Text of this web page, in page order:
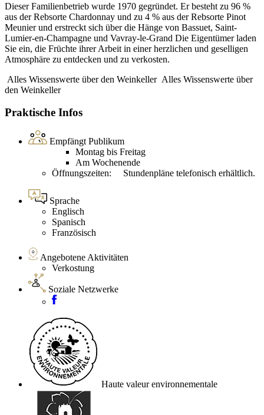
Dieser Familienbetrieb wurde 1970 gegründet. Er besteht zu 96 %
aus der Rebsorte Chardonnay und zu 4 % aus der Rebsorte Pinot
Meunier und erstreckt sich über die Hänge von Bassuet, Saint-
Lumier-en-Champagne und Vavray-le-Grand Die Eigentümer laden
Sie ein, die Früchte ihrer Arbeit in einer herzlichen und geselligen
Atmosphäre zu entdecken und zu verkosten.
Alles Wissenswerte über den Weinkeller Alles Wissenswerte über
den Weinkeller
Praktische Infos
Empfängt Publikum
Montag bis Freitag
Am Wochenende
Öffnungszeiten: Stundenpläne telefonisch erhältlich.
Sprache
Englisch
Spanisch
Französisch
Angebotene Aktivitäten
Verkostung
Soziale Netzwerke
Haute valeur environnementale